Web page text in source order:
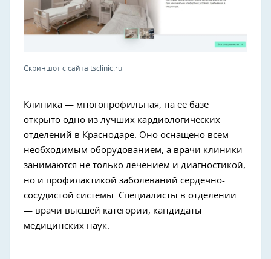
Скриншот с сайта tsclinic.ru
Клиника — многопрофильная, на ее базе
открыто одно из лучших кардиологических
отделений в Краснодаре. Оно оснащено всем
необходимым оборудованием, а врачи клиники
занимаются не только лечением и диагностикой,
но и профилактикой заболеваний сердечно-
сосудистой системы. Специалисты в отделении
— врачи высшей категории, кандидаты
медицинских наук.